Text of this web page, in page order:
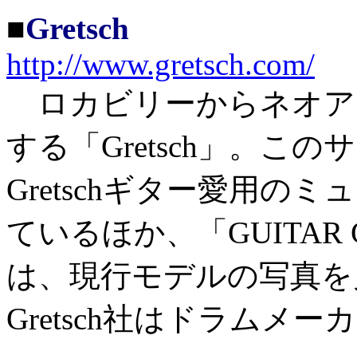
■Gretsch
http://www.gretsch.com/
ロカビリーからネオ
する「Gretsch」。この
Gretschギター愛用のミ
ているほか、「
は、現行モデルの写真
Gretsch社はドラムメー